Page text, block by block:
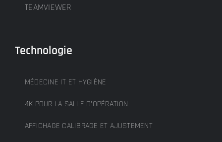
TEAMVIEWER
Technologie
MÉDECINE IT ET HYGIÈNE
4K POUR LA SALLE D’OPÉRATION
AFFICHAGE CALIBRAGE ET AJUSTEMENT